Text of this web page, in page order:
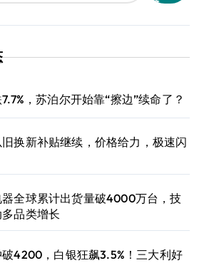
，苏泊尔开始靠“擦边”续命了？
换新补贴继续，价格给力，极速闪
全球累计出货量破4000万台，技
品类增长
4200，白银狂飙3.5%！三大利好